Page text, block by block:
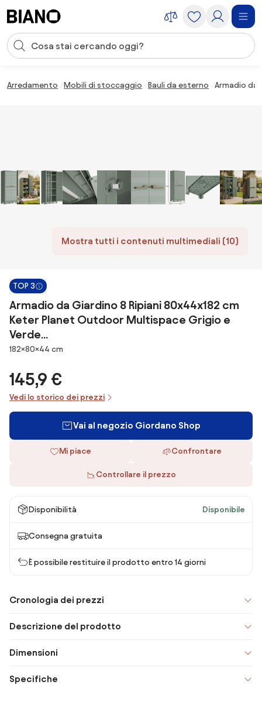
Input della ricerca
Arredamento Mobili di stoccaggio Bauli da esterno Armadio da
Mostra tutti i contenuti multimediali (10)
TOP 3
Armadio da Giardino 8 Ripiani 80x44x182 cm
Keter Planet Outdoor Multispace Grigio e
Verde...
Dimensioni
182×80×44 cm
145,9 €
Vedi lo storico dei prezzi
Vai al negozio Giordano Shop
Mi piace Confrontare
Controllare il prezzo
Disponibilità Disponibile
Consegna gratuita
È possibile restituire il prodotto entro 14 giorni
Cronologia dei prezzi
Descrizione del prodotto
Dimensioni
Specifiche